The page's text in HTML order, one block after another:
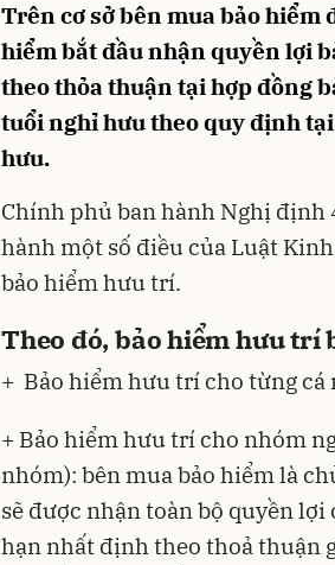
Trên cơ sở bên mua bảo hiểm
hiểm bắt đầu nhận quyền lợi
theo thỏa thuận tại hợp đồng
tuổi nghỉ hưu theo quy định
hưu.
Chính phủ ban hành Nghị
hành một số điều của Luật
bảo hiểm hưu trí.
Theo đó, bảo hiểm hưu trí
+ Bảo hiểm hưu trí cho từng cá
+ Bảo hiểm hưu trí cho nhóm
nhóm): bên mua bảo hiểm là
sẽ được nhận toàn bộ quyền
hạn nhất định theo thoả thuận